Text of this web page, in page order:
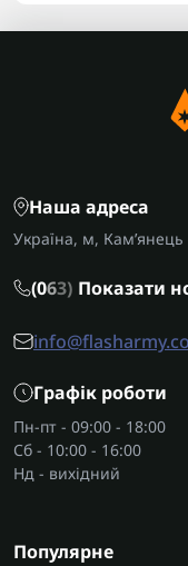
Наша адреса
Україна, м, Кам’янець
(063) Показати
Графік роботи
Пн-пт - 09:00 - 18:00
Сб - 10:00 - 16:00
Нд - вихідний
Популярне